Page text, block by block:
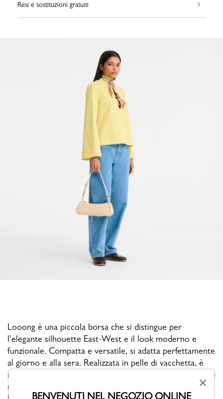
Resi e sostituzioni gratuiti
Looong è una piccola borsa che si distingue per
l'elegante silhouette East-West e il look moderno e
funzionale. Compatta e versatile, si adatta perfettamente
al giorno e alla sera. Realizzata in pelle di vacchetta, è
rifinita con una distintiva fibbia rettangolare che aggiunge
un tocco luminoso e grafico, migliorandone al contempo
×
BENVENUTI NEL NEGOZIO ONLINE